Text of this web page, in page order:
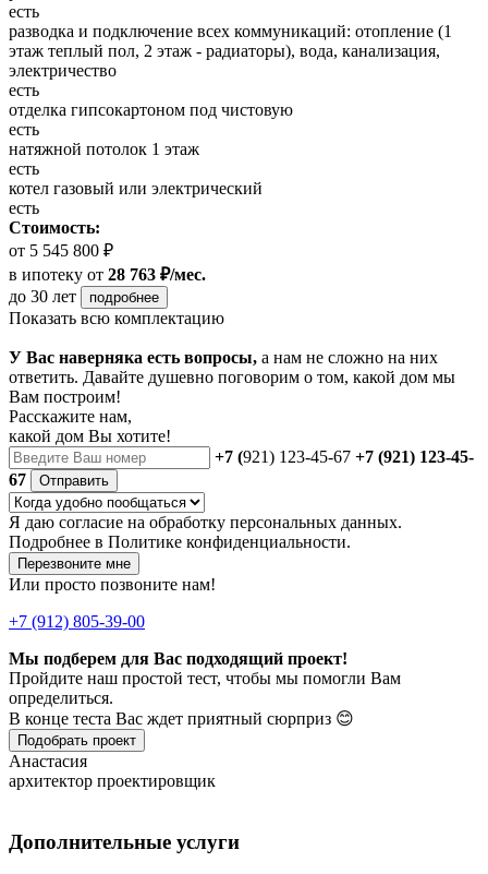
есть
разводка и подключение всех коммуникаций: отопление (1
этаж теплый пол, 2 этаж - радиаторы), вода, канализация,
электричество
есть
отделка гипсокартоном под чистовую
есть
натяжной потолок 1 этаж
есть
котел газовый или электрический
есть
Стоимость:
от 5 545 800 ₽
в ипотеку от 28 763 ₽/мес.
до 30 лет
подробнее
Показать всю комплектацию
У Вас наверняка есть вопросы, а нам не сложно на них
ответить. Давайте душевно поговорим о том, какой дом мы
Вам построим!
Расскажите нам,
какой дом Вы хотите!
+7 (921) 123-45-67 +7 (921) 123-45-
67
Отправить
Я даю согласие на обработку персональных данных.
Подробнее в Политике конфиденциальности.
Перезвоните мне
Или просто позвоните нам!
+7 (912) 805-39-00
Мы подберем для Вас подходящий проект!
Пройдите наш простой тест, чтобы мы помогли Вам
определиться.
В конце теста Вас ждет приятный сюрприз 😊
Подобрать проект
Анастасия
архитектор проектировщик
Дополнительные услуги